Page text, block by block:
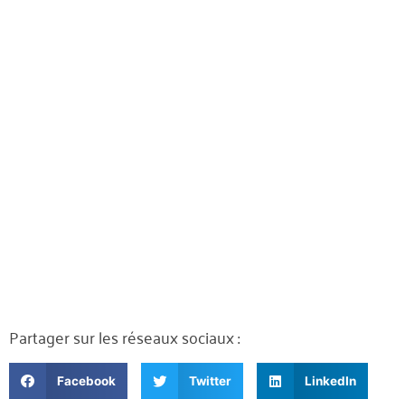
Partager sur les réseaux sociaux :
Facebook Twitter LinkedIn